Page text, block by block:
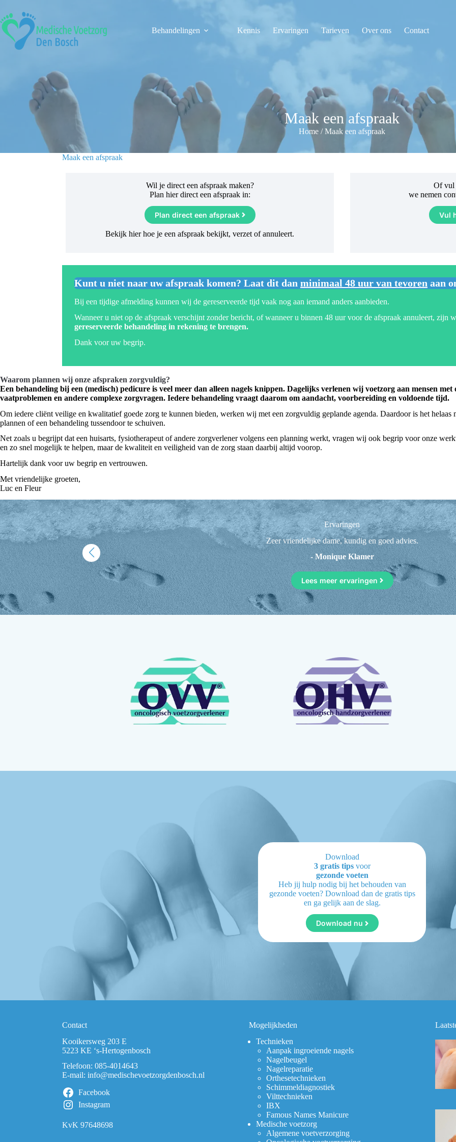
naar
de
inhoud
Behandelingen Kennis Ervaringen Tarieven Over ons Contact
Maak een afspraak
Home /Maak een afspraak
Maak een afspraak
Wil je direct een afspraak maken?
Plan hier direct een afspraak in:
Plan direct een afspraak
Bekijkhierhoe je een afspraak bekijkt, verzet of annuleert.
Of vul
we nemen
Vul
Kunt u niet naar uw afspraak komen? Laat dit dan minimaal 48 uur van tevoren aan
Bij een tijdige afmelding kunnen wij de gereserveerde tijd vaak nog aan iemand anders aanbieden.
Wanneer u niet op de afspraak verschijnt zonder bericht, of wanneer u binnen 48 uur voor de afspraak annuleert, zijn
gereserveerde behandeling in rekening te brengen.
Dank voor uw begrip.
Waarom plannen wij onze afspraken zorgvuldig?
Een behandeling bij een (medisch) pedicure is veel meer dan alleen nagels knippen. Dagelijks verlenen wij voetzorg aan mensen
vaatproblemen en andere complexe zorgvragen. Iedere behandeling vraagt daarom om aandacht, voorbereiding en voldoende tijd.
Om iedere cliënt veilige en kwalitatief goede zorg te kunnen bieden, werken wij met een zorgvuldig geplande agenda. Daardoor is het
plannen of een behandeling tussendoor te schuiven.
Net zoals u begrijpt dat een huisarts, fysiotherapeut of andere zorgverlener volgens een planning werkt, vragen wij ook begrip voor onze
en zo snel mogelijk te helpen, maar de kwaliteit en veiligheid van de zorg staan daarbij altijd voorop.
Hartelijk dank voor uw begrip en vertrouwen.
Met vriendelijke groeten,
Luc en Fleur
Ervaringen
Zeer vriendelijke dame, kundig en goed advies.
- Monique Klamer
Lees meer ervaringen
Download
3 gratis tipsvoor
gezonde voeten
Heb jij hulp nodig bij het behouden van
gezonde voeten? Download dan de gratis tips
en ga gelijk aan de slag.
Download nu
Contact
Kooikersweg 203 E
5223 KE ‘s-Hertogenbosch
Telefoon: 085-4014643
E-mail: info@medischevoetzorgdenbosch.nl
Facebook
Instagram
KvK 97648698
Mogelijkheden
Technieken
Aanpak ingroeiende nagels
Nagelbeugel
Nagelreparatie
Orthesetechnieken
Schimmeldiagnostiek
Vilttechnieken
IBX
Famous Names Manicure
Medische voetzorg
Algemene voetverzorging